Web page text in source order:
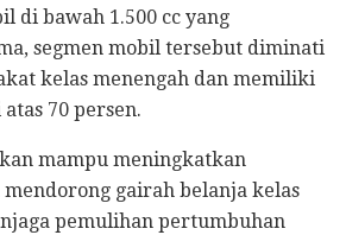
di bawah 1.500 cc yang
segmen mobil tersebut diminati
kelas menengah dan memiliki
70 persen.
mampu meningkatkan
gairah belanja kelas
pemulihan pertumbuhan